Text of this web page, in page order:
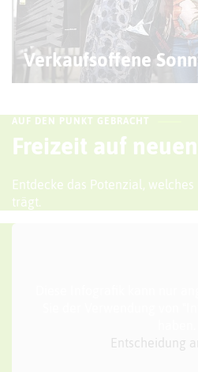
Verkaufsoffene
AUF DEN PUNKT GEBRACHT
Freizeit auf
Entdecke das Potenzial,
trägt.
Entscheidung